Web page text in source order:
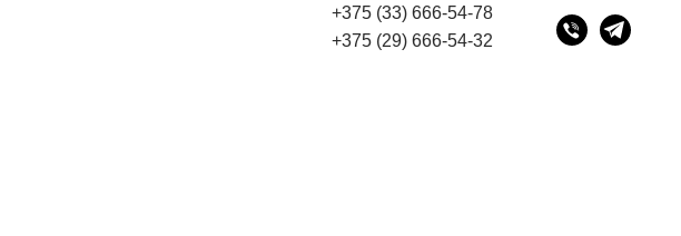
+375 (29) 666-54-32
+375 (33) 666-54-78
теперь по адресу 220075, г. Минск, переулок Промышленный 16,